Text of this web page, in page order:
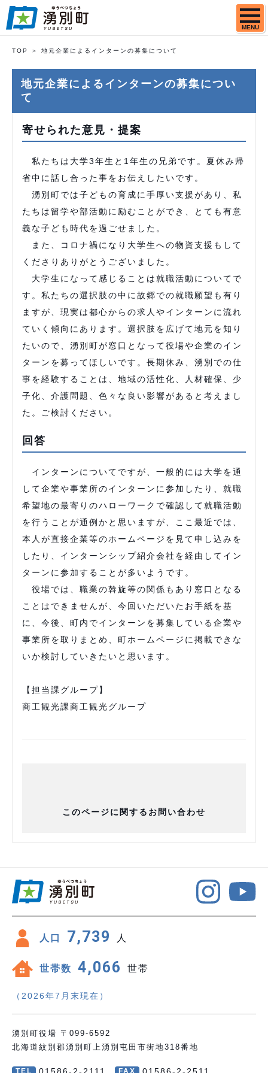
MENU
TOP 地元企業によるインターンの募集について
地元企業によるインターンの募集につい
て
寄せられた意見・提案
私たちは大学3年生と1年生の兄弟です。夏休み帰
省中に話し合った事をお伝えしたいです。
湧別町では子どもの育成に手厚い支援があり、私
たちは留学や部活動に励むことができ、とても有意
義な子ども時代を過ごせました。
また、コロナ禍になり大学生への物資支援もして
くださりありがとうございました。
大学生になって感じることは就職活動についてで
す。私たちの選択肢の中に故郷での就職願望も有り
ますが、現実は都心からの求人やインターンに流れ
ていく傾向にあります。選択肢を広げて地元を知り
たいので、湧別町が窓口となって役場や企業のイン
ターンを募ってほしいです。長期休み、湧別での仕
事を経験することは、地域の活性化、人材確保、少
子化、介護問題、色々な良い影響があると考えまし
た。ご検討ください。
回答
インターンについてですが、一般的には大学を通
して企業や事業所のインターンに参加したり、就職
希望地の最寄りのハローワークで確認して就職活動
を行うことが通例かと思いますが、ここ最近では、
本人が直接企業等のホームページを見て申し込みを
したり、インターンシップ紹介会社を経由してイン
ターンに参加することが多いようです。
役場では、職業の斡旋等の関係もあり窓口となる
ことはできませんが、今回いただいたお手紙を基
に、今後、町内でインターンを募集している企業や
事業所を取りまとめ、町ホームページに掲載できな
いか検討していきたいと思います。
【担当課グループ】
商工観光課商工観光グループ
このページに関するお問い合わせ
人口 7,739 人
世帯数 4,066 世帯
（2026年7月末現在）
湧別町役場 〒099-6592
北海道紋別郡湧別町上湧別屯田市街地318番地